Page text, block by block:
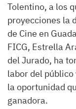
Tolentino, a los
proyecciones la
de Cine en
FICG, Estrella
del Jurado, ha
labor del
la oportunidad
ganadora.